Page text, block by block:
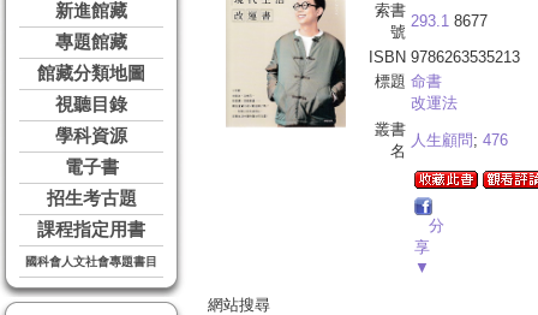
新進館藏
專題館藏
館藏分類地圖
視聽目錄
學科資源
電子書
招生考古題
課程指定用書
國科會人文社會專題書目
索書
號
293.1 8677
ISBN 9786263535213
標題 命書
改運法
叢書
名
人生顧問 ; 476
分
享
▼
網站搜尋